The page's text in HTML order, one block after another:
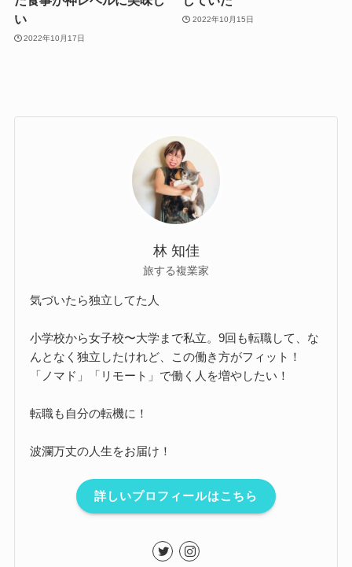
い
2022年10月17日
2022年10月15日
林 知佳
旅する複業家
気づいたら独立してた人
小学校から女子校〜大学まで私立。9回も転職して、な
んとなく独立したけれど、この働き方がフィット！
「ノマド」「リモート」で働く人を増やしたい！
転職も自分の転機に！
波瀾万丈の人生をお届け！
詳しいプロフィールはこちら